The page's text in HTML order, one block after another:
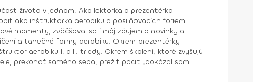
ako inštruktorka aerobiku a posilňovacích foriem
aerobiku. Okrem prezentérky
aerobiku I. a II. triedy. Okrem školení, ktoré zvyšujú